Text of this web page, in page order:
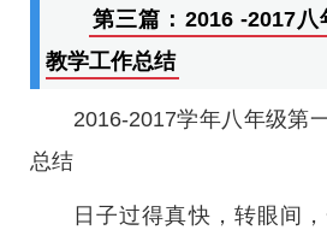
第三篇：2016 -2017
教学工作总结
2016-2017学年八年级第
总结
日子过得真快，转眼间